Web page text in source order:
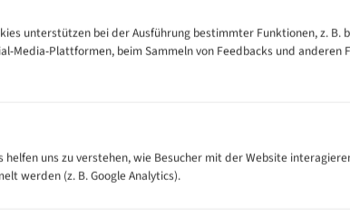
300
500
M (mm)
Zähne pro
Zoll
unterstützen bei der Ausführung bestimmter Funktionen, z. B.
Media-Plattformen, beim Sammeln von Feedbacks und anderen
helfen uns zu verstehen, wie Besucher mit der Website
werden (z. B. Google Analytics).